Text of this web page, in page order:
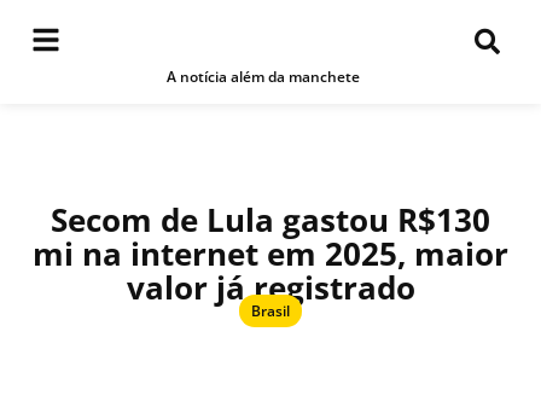
A notícia além da manchete
Secom de Lula gastou R$130
mi na internet em 2025, maior
valor já registrado
Brasil